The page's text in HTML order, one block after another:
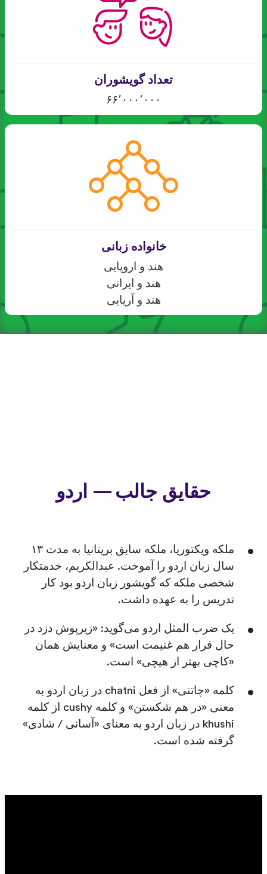
تعداد گویشوران
۶۶٬۰۰۰٬۰۰۰
خانواده زبانی
هند و اروپایی
هند و ایرانی
هند و آریایی
حقایق جالب — اردو
ملکه ویکتوریا، ملکه سابق بریتانیا به مدت ۱۳
سال زبان اردو را آموخت. عبدالکریم، خدمتکار
شخصی ملکه که گویشور زبان اردو بود کار
تدریس را به عهده داشت.
یک ضرب المثل اردو می‌گوید: «زیرپوش دزد در
حال فرار هم غنیمت است» و معنایش همان
«کاچی بهتر از هیچی» است.
کلمه «چاتنی» از فعل chatni در زبان اردو به
معنی «در هم شکستن» و کلمه cushy از کلمه
khushi در زبان اردو به معنای «آسانی / شادی»
گرفته شده است.